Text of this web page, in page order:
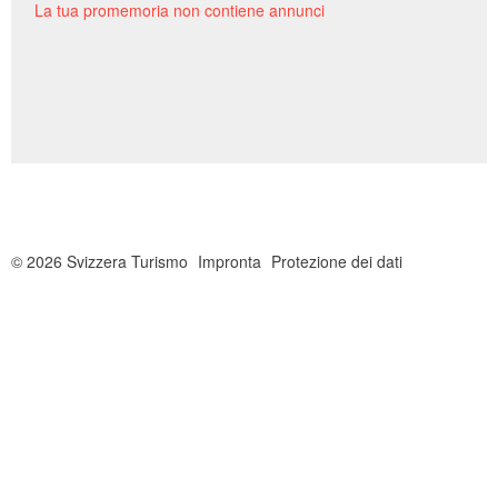
La tua promemoria non contiene annunci
Invia a un amico
Contatto
© 2026 Svizzera Turismo Impronta Protezione dei dati